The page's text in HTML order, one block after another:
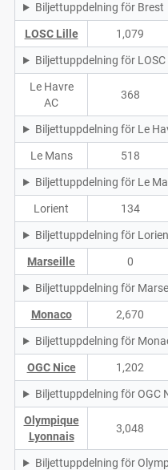
Biljettuppdelning för Brest
LOSC Lille 1,079
Biljettuppdelning för LOSC
Le Havre
AC
368
Biljettuppdelning för Le
Le Mans 518
Biljettuppdelning för Le
Lorient 134
Biljettuppdelning för
Marseille 0
Biljettuppdelning för
Monaco 2,670
Biljettuppdelning för
OGC Nice 1,202
Biljettuppdelning för OGC
Olympique
Lyonnais
3,048
Biljettuppdelning för